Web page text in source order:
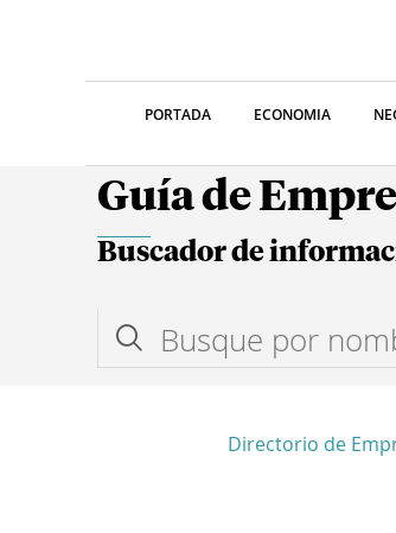
PORTADA ECONOMIA
Guía de
Buscador de
Directorio de